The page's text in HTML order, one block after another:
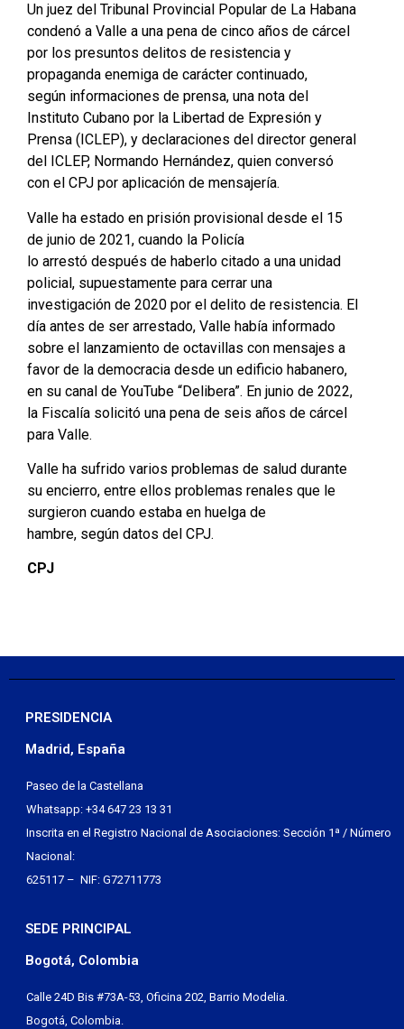
Un juez del Tribunal Provincial Popular de La Habana
condenó a Valle a una pena de cinco años de cárcel
por los presuntos delitos de resistencia y
propaganda enemiga de carácter continuado,
según informaciones de prensa, una nota del
Instituto Cubano por la Libertad de Expresión y
Prensa (ICLEP), y declaraciones del director general
del ICLEP, Normando Hernández, quien conversó
con el CPJ por aplicación de mensajería.
Valle ha estado en prisión provisional desde el 15
de junio de 2021, cuando la Policía
lo arrestó después de haberlo citado a una unidad
policial, supuestamente para cerrar una
investigación de 2020 por el delito de resistencia. El
día antes de ser arrestado, Valle había informado
sobre el lanzamiento de octavillas con mensajes a
favor de la democracia desde un edificio habanero,
en su canal de YouTube “Delibera”. En junio de 2022,
la Fiscalía solicitó una pena de seis años de cárcel
para Valle.
Valle ha sufrido varios problemas de salud durante
su encierro, entre ellos problemas renales que le
surgieron cuando estaba en huelga de
hambre, según datos del CPJ.
CPJ
PRESIDENCIA
Madrid, España
Paseo de la Castellana
Whatsapp: +34 647 23 13 31
Inscrita en el Registro Nacional de Asociaciones: Sección 1ª / Número
Nacional:
625117 – NIF: G72711773
SEDE PRINCIPAL
Bogotá, Colombia
Calle 24D Bis #73A-53, Oficina 202, Barrio Modelia.
Bogotá, Colombia.